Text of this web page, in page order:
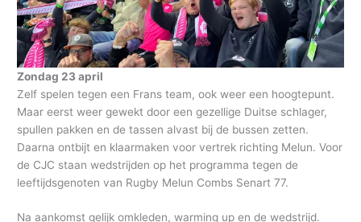
Zondag 23 april
Zelf spelen tegen een Frans team, ook weer een hoogtepunt.
Maar eerst weer gewekt door een gezellige Duitse schlager,
spullen pakken en de tassen alvast bij de bussen zetten.
Daarna ontbijt en klaarmaken voor vertrek richting Melun. Voor
de CJC staan wedstrijden op het programma tegen de
leeftijdsgenoten van Rugby Melun Combs Senart 77.
Na aankomst gelijk omkleden, warming up en de wedstrijd.